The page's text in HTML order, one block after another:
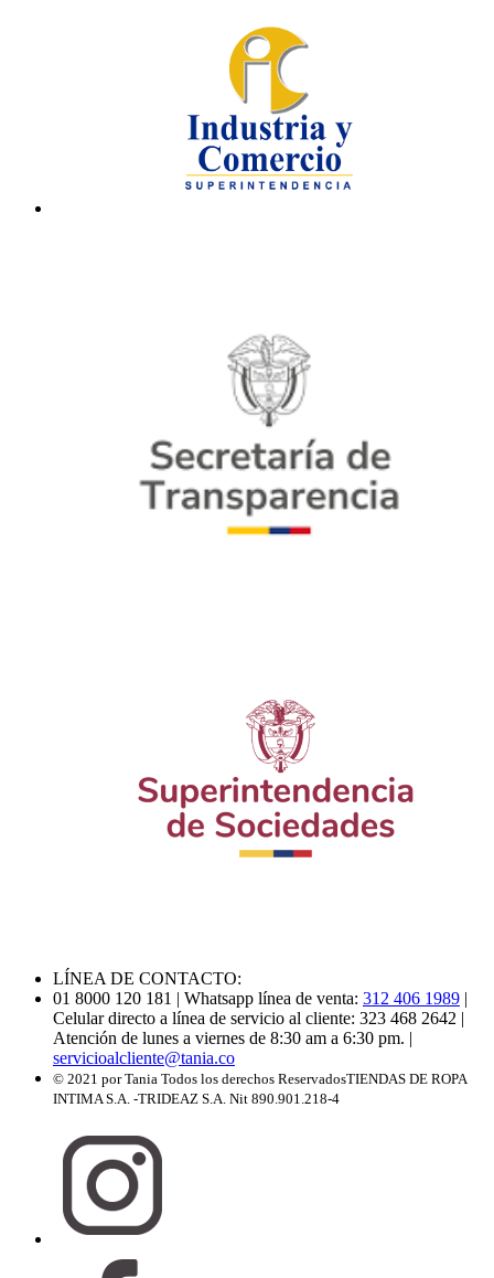
LÍNEA DE CONTACTO:
01 8000 120 181 | Whatsapp línea de venta: 312 406 1989 |
Celular directo a línea de servicio al cliente: 323 468 2642 |
Atención de lunes a viernes de 8:30 am a 6:30 pm. |
servicioalcliente@tania.co
© 2021 por Tania Todos los derechos ReservadosTIENDAS DE ROPA
INTIMA S.A. -TRIDEAZ S.A. Nit 890.901.218-4